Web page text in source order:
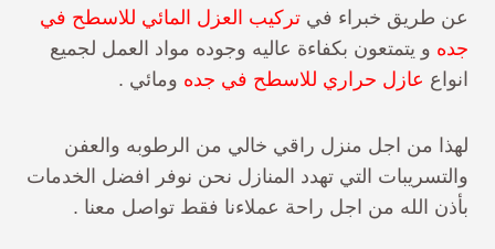
عن طريق خبراء في تركيب العزل المائي للاسطح في
جده و يتمتعون بكفاءة عاليه وجوده مواد العمل لجميع
انواع عازل حراري للاسطح في جده ومائي .
لهذا من اجل منزل راقي خالي من الرطوبه والعفن
والتسريبات التي تهدد المنازل نحن نوفر افضل الخدمات
بأذن الله من اجل راحة عملاءنا فقط تواصل معنا .